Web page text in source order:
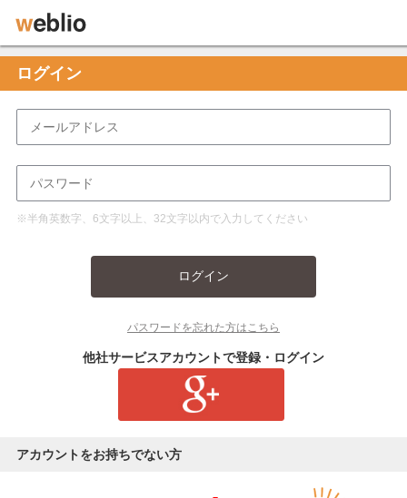
ログイン
※半角英数字、6文字以上、32文字以内で入力してください
ログイン
パスワードを忘れた方はこちら
他社サービスアカウントで登録・ログイン
アカウントをお持ちでない方